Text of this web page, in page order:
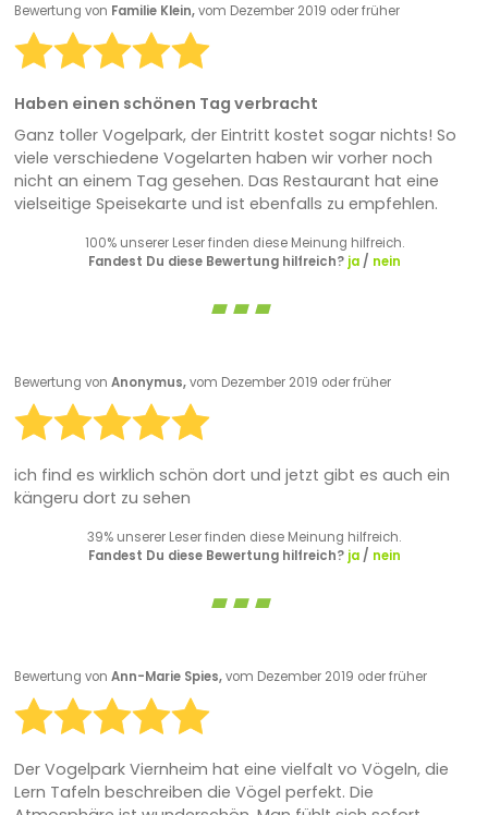
Bewertung von Familie Klein,vom Dezember 2019 oder früher
Haben einen schönen Tag verbracht
Ganz toller Vogelpark, der Eintritt kostet sogar nichts! So
viele verschiedene Vogelarten haben wir vorher noch
nicht an einem Tag gesehen. Das Restaurant hat eine
vielseitige Speisekarte und ist ebenfalls zu empfehlen.
100% unserer Leser finden diese Meinung hilfreich.
Fandest Du diese Bewertung hilfreich? ja/ nein
Bewertung von Anonymus,vom Dezember 2019 oder früher
ich find es wirklich schön dort und jetzt gibt es auch ein
kängeru dort zu sehen
39% unserer Leser finden diese Meinung hilfreich.
Fandest Du diese Bewertung hilfreich? ja/ nein
Bewertung von Ann-Marie Spies,vom Dezember 2019 oder früher
Der Vogelpark Viernheim hat eine vielfalt vo Vögeln, die
Lern Tafeln beschreiben die Vögel perfekt. Die